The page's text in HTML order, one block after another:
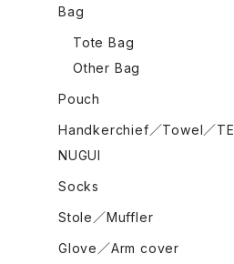
Bag
Tote Bag
Other Bag
Pouch
Handkerchief／Towel／TE
NUGUI
Socks
Stole／Muffler
Glove／Arm cover